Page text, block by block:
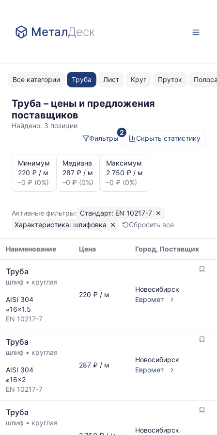
МеталДеск
Все категории Труба Лист Круг Пруток
Труба – цены и предложения
поставщиков
7
шлифовка
Найдено: 3 позиции
2
Фильтры
Скрыть статистику
динамика
цен:
Труба
EN
10217-
7
Показаны
минимальная,
максимальная
цена
по
данным
прайс-
за
последний
Статистика
рассчитывается
по
актуальным
предложениям
и
Минимум
220 ₽ / м
–0 ₽ (0%)
Медиана
287 ₽ / м
–0 ₽ (0%)
Максимум
2 750 ₽ / м
–0 ₽ (0%)
Активные фильтры: Стандарт: EN 10217-7
Характеристика: шлифовка
Сбросить все
цен
на
указанием
ГОСТ,
размеров
поставщиков
запросу
Наименование Цена Город, Поставщик
Труба
шлиф • круглая
AISI 304
⌀16x1.5
EN 10217-7
220 ₽ / м
Новосибирск
Евромет
›
Труба
шлиф • круглая
AISI 304
⌀16x2
EN 10217-7
287 ₽ / м
Новосибирск
Евромет
›
Труба
шлиф • круглая
Новосибирск